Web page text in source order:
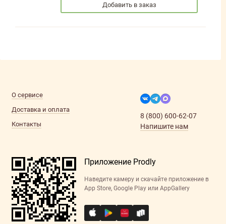
Добавить в заказ
О сервисе
Доставка и оплата
Контакты
8 (800) 600-62-07
Напишите нам
Приложение Prodly
Наведите камеру и скачайте приложение в
App Store, Google Play или AppGallery